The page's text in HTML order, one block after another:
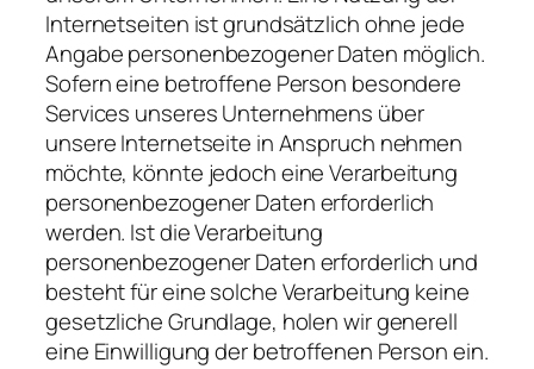
Internetseiten ist grundsätzlich ohne jede
Angabe personenbezogener Daten möglich.
Sofern eine betroffene Person besondere
Services unseres Unternehmens über
unsere Internetseite in Anspruch nehmen
möchte, könnte jedoch eine Verarbeitung
personenbezogener Daten erforderlich
werden. Ist die Verarbeitung
personenbezogener Daten erforderlich und
besteht für eine solche Verarbeitung keine
gesetzliche Grundlage, holen wir generell
eine Einwilligung der betroffenen Person ein.